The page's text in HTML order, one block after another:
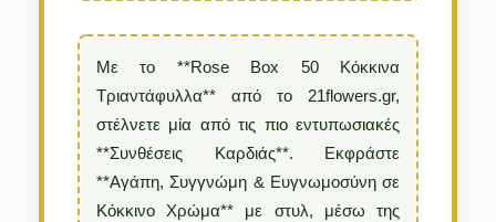
Με το **Rose Box 50 Κόκκινα
Τριαντάφυλλα** από το 21flowers.gr,
στέλνετε μία από τις πιο εντυπωσιακές
**Συνθέσεις Καρδιάς**. Εκφράστε
**Αγάπη, Συγγνώμη & Ευγνωμοσύνη σε
Κόκκινο Χρώμα** με στυλ, μέσω της